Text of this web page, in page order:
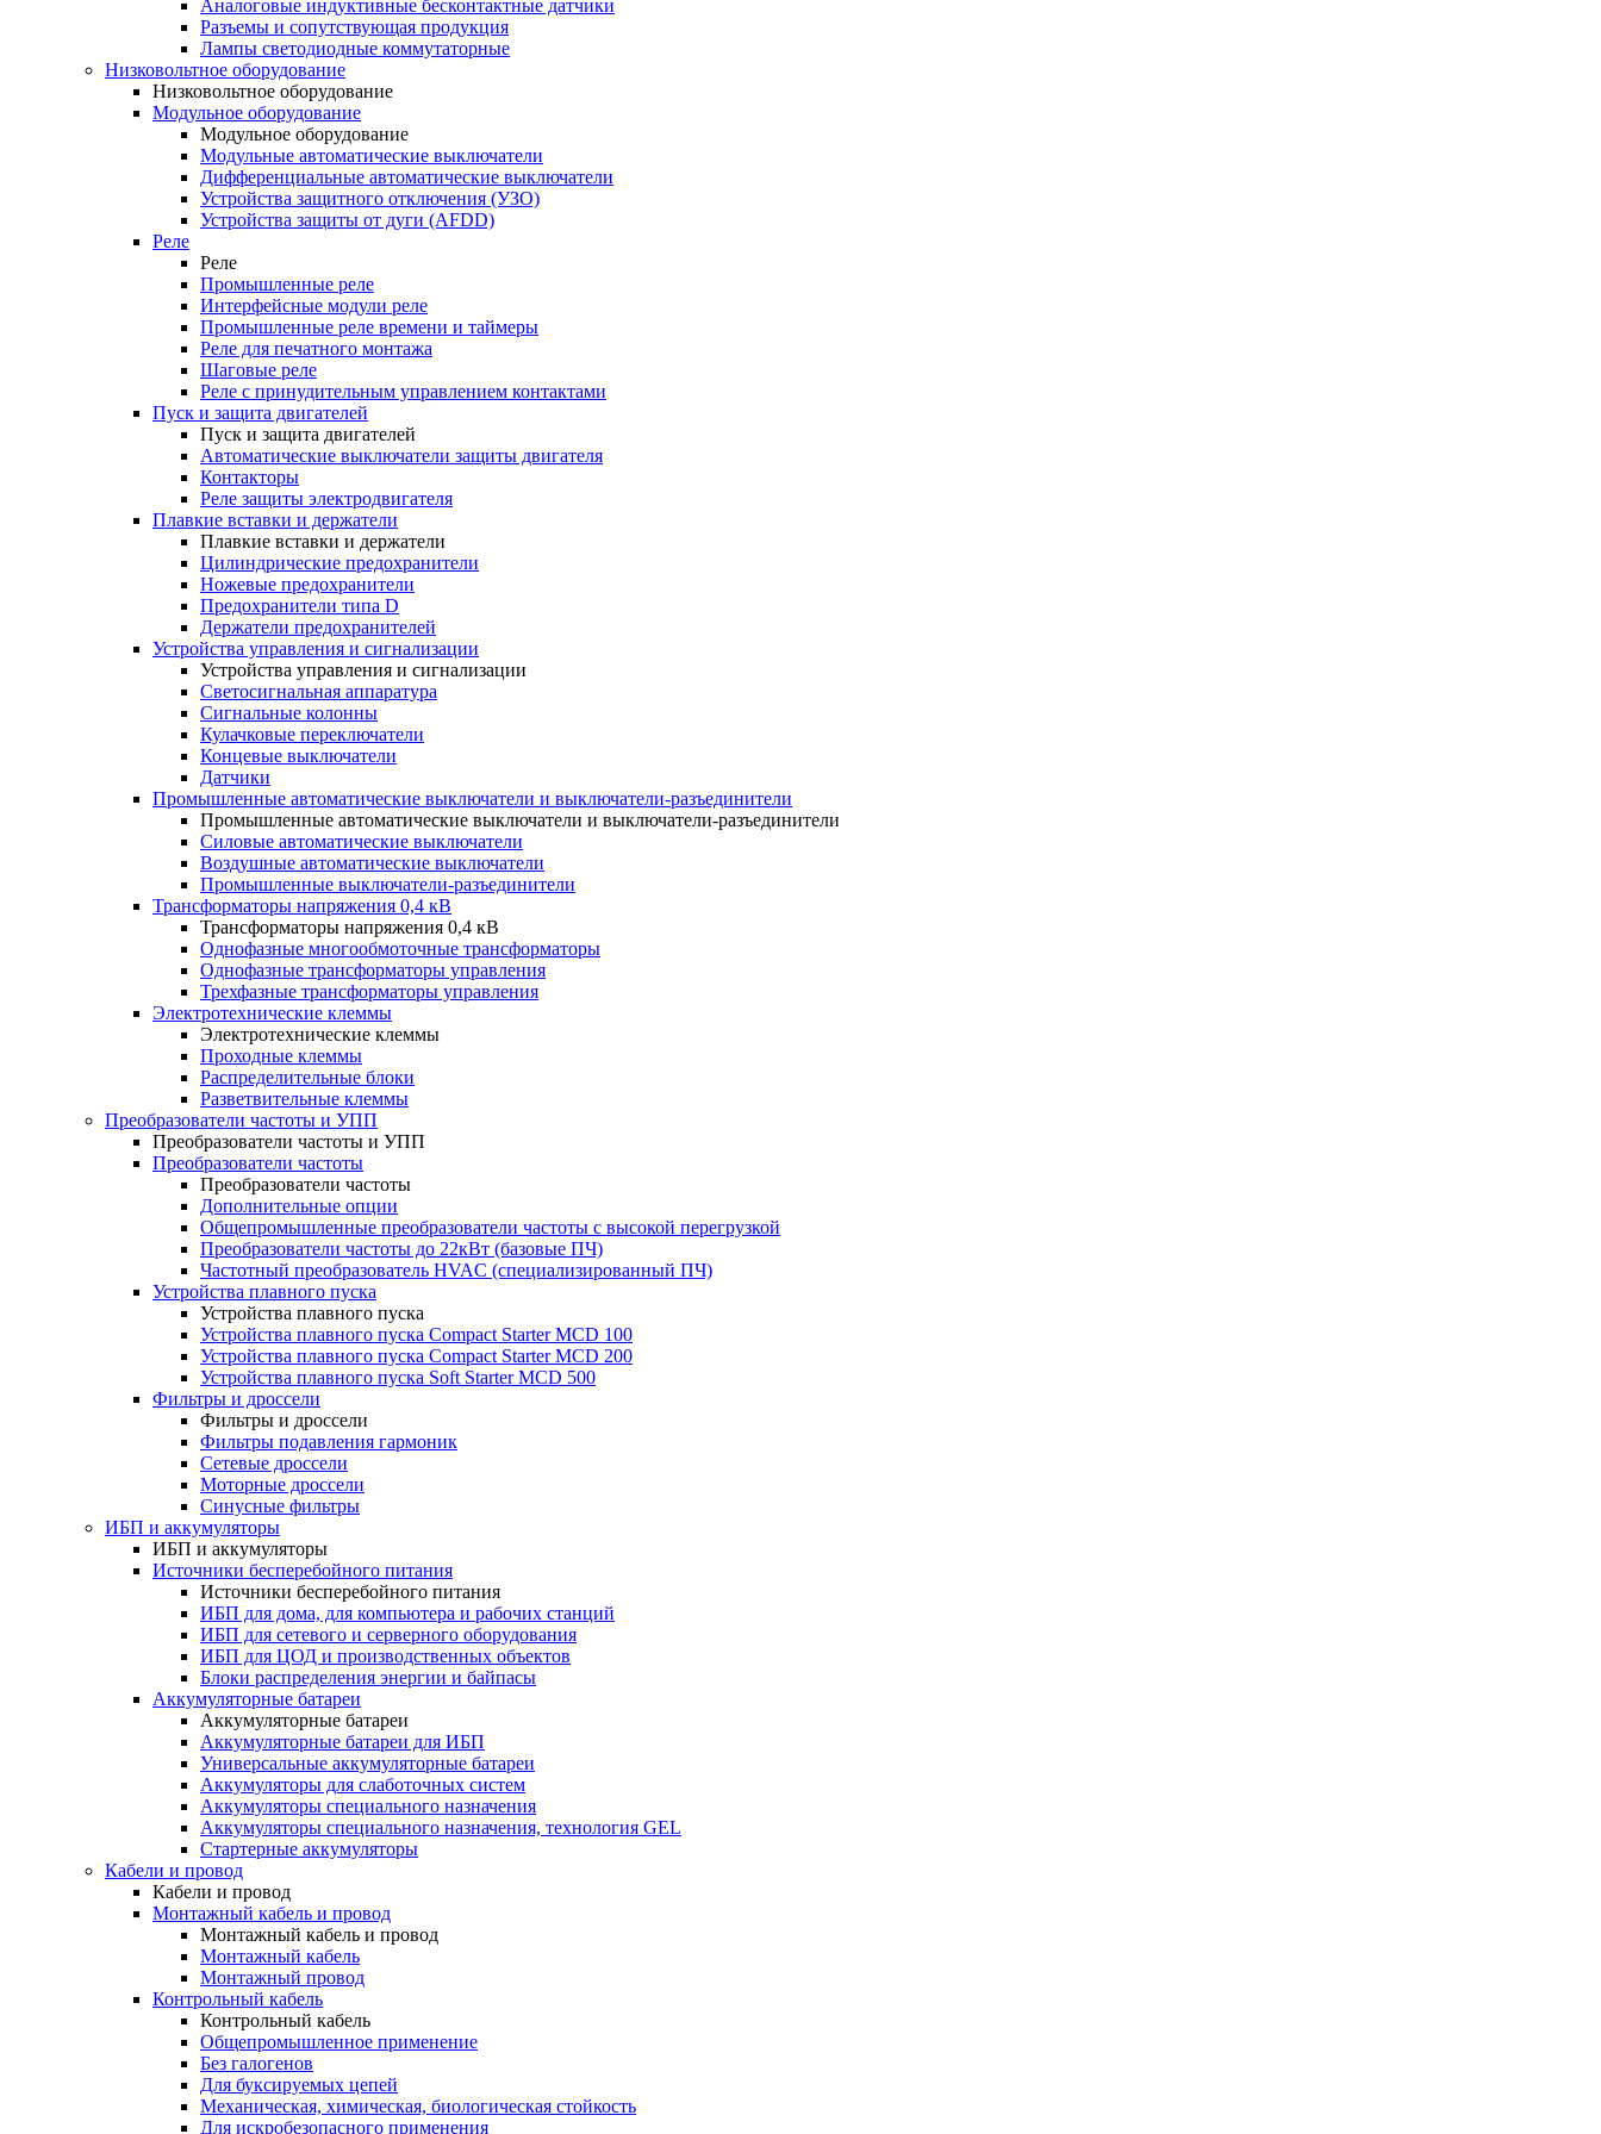
Аналоговые индуктивные бесконтактные датчики
Разъемы и сопутствующая продукция
Лампы светодиодные коммутаторные
Низковольтное оборудование
Низковольтное оборудование
Модульное оборудование
Модульное оборудование
Модульные автоматические выключатели
Дифференциальные автоматические выключатели
Устройства защитного отключения (УЗО)
Устройства защиты от дуги (AFDD)
Реле
Реле
Промышленные реле
Интерфейсные модули реле
Промышленные реле времени и таймеры
Реле для печатного монтажа
Шаговые реле
Реле с принудительным управлением контактами
Пуск и защита двигателей
Пуск и защита двигателей
Автоматические выключатели защиты двигателя
Контакторы
Реле защиты электродвигателя
Плавкие вставки и держатели
Плавкие вставки и держатели
Цилиндрические предохранители
Ножевые предохранители
Предохранители типа D
Держатели предохранителей
Устройства управления и сигнализации
Устройства управления и сигнализации
Светосигнальная аппаратура
Сигнальные колонны
Кулачковые переключатели
Концевые выключатели
Датчики
Промышленные автоматические выключатели и выключатели-разъединители
Промышленные автоматические выключатели и выключатели-разъединители
Силовые автоматические выключатели
Воздушные автоматические выключатели
Промышленные выключатели-разъединители
Трансформаторы напряжения 0,4 кВ
Трансформаторы напряжения 0,4 кВ
Однофазные многообмоточные трансформаторы
Однофазные трансформаторы управления
Трехфазные трансформаторы управления
Электротехнические клеммы
Электротехнические клеммы
Проходные клеммы
Распределительные блоки
Разветвительные клеммы
Преобразователи частоты и УПП
Преобразователи частоты и УПП
Преобразователи частоты
Преобразователи частоты
Дополнительные опции
Общепромышленные преобразователи частоты с высокой перегрузкой
Преобразователи частоты до 22кВт (базовые ПЧ)
Частотный преобразователь HVAC (специализированный ПЧ)
Устройства плавного пуска
Устройства плавного пуска
Устройства плавного пуска Compact Starter MCD 100
Устройства плавного пуска Compact Starter MCD 200
Устройства плавного пуска Soft Starter MCD 500
Фильтры и дроссели
Фильтры и дроссели
Фильтры подавления гармоник
Сетевые дроссели
Моторные дроссели
Синусные фильтры
ИБП и аккумуляторы
ИБП и аккумуляторы
Источники бесперебойного питания
Источники бесперебойного питания
ИБП для дома, для компьютера и рабочих станций
ИБП для сетевого и серверного оборудования
ИБП для ЦОД и производственных объектов
Блоки распределения энергии и байпасы
Аккумуляторные батареи
Аккумуляторные батареи
Аккумуляторные батареи для ИБП
Универсальные аккумуляторные батареи
Аккумуляторы для слаботочных систем
Аккумуляторы специального назначения
Аккумуляторы специального назначения, технология GEL
Стартерные аккумуляторы
Кабели и провод
Кабели и провод
Монтажный кабель и провод
Монтажный кабель и провод
Монтажный кабель
Монтажный провод
Контрольный кабель
Контрольный кабель
Общепромышленное применение
Без галогенов
Для буксируемых цепей
Механическая, химическая, биологическая стойкость
Для искробезопасного применения